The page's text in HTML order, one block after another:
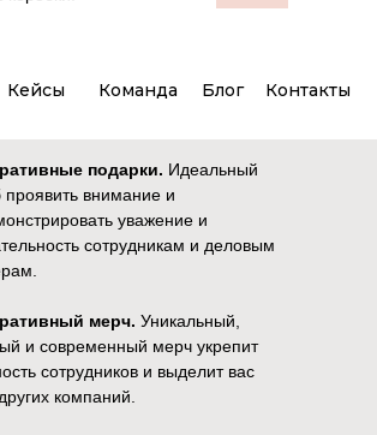
Кейсы Команда Блог Контакты
Заказать звонок
подарки. Идеальный
проявить внимание и
уважение и
сотрудникам и деловым
мерч. Уникальный,
и современный мерч укрепит
сотрудников и выделит вас
компаний.